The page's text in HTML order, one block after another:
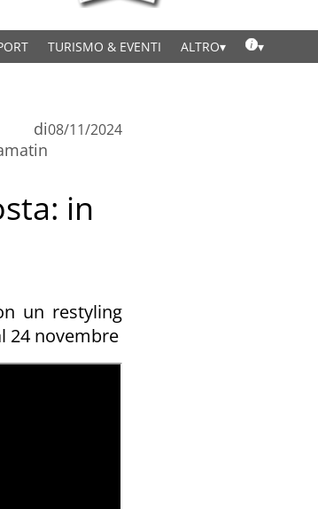
TURISMO & EVENTI ALTRO
di08/11/2024
in
un restyling
24 novembre